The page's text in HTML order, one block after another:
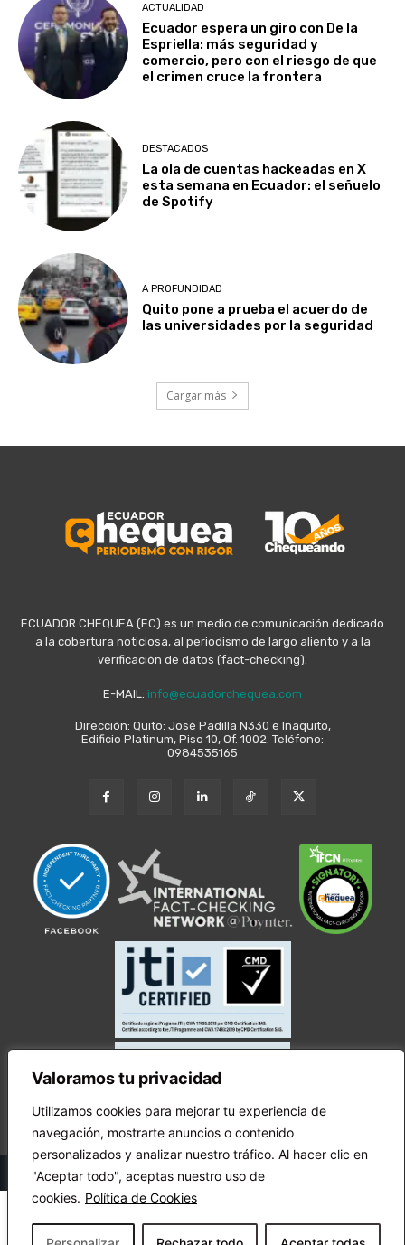
Valoramos tu privacidad
Utilizamos cookies para mejorar tu experiencia de
navegación, mostrarte anuncios o contenido
personalizados y analizar nuestro tráfico. Al hacer clic en
"Aceptar todo", aceptas nuestro uso de
cookies. Política de Cookies
ACTUALIDAD
Ecuador espera un giro con De la
Espriella: más seguridad y
comercio, pero con el riesgo de que
el crimen cruce la frontera
DESTACADOS
La ola de cuentas hackeadas en X
esta semana en Ecuador: el señuelo
de Spotify
A PROFUNDIDAD
Quito pone a prueba el acuerdo de
las universidades por la seguridad
Cargar más
ECUADOR CHEQUEA (EC) es un medio de comunicación dedicado
a la cobertura noticiosa, al periodismo de largo aliento y a la
verificación de datos (fact-checking).
E-MAIL: info@ecuadorchequea.com
Dirección: Quito: José Padilla N330 e Iñaquito,
Edificio Platinum, Piso 10, Of. 1002. Teléfono:
0984535165
© Copyright Ecuador Chequea 2025.